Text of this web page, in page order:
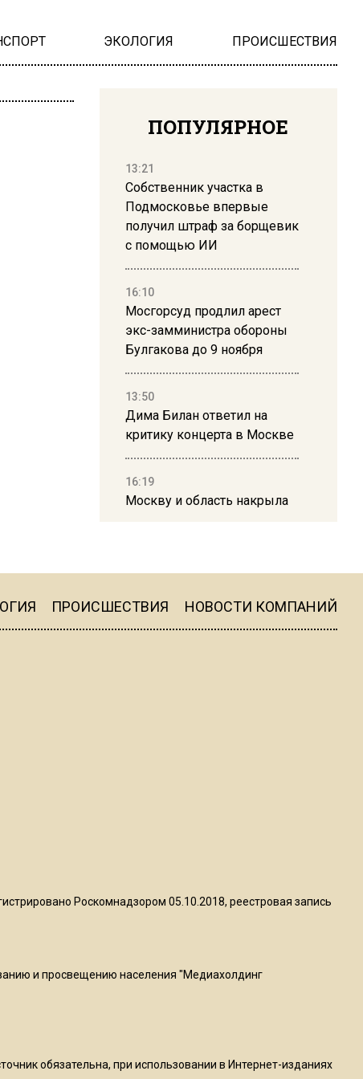
ЭКОЛОГИЯ ПРОИСШЕСТВИЯ
ПОПУЛЯРНОЕ
13:21
Собственник участка в
Подмосковье впервые
получил штраф за борщевик
с помощью ИИ
16:10
Мосгорсуд продлил арест
экс-замминистра обороны
Булгакова до 9 ноября
13:50
Дима Билан ответил на
критику концерта в Москве
16:19
Москву и область накрыла
ограничат движение на
13:50
«Химок»
ПРОИСШЕСТВИЯ НОВОСТИ КОМПАНИЙ
Роскомнадзором 05.10.2018, реестровая запись
и просвещению населения "Медиахолдинг
обязательна, при использовании в Интернет-изданиях